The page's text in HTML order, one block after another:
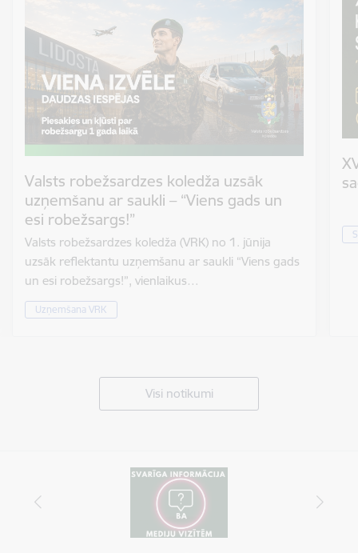
Valsts robežsardzes koledža uzsāk
uzņemšanu ar saukli – “Viens gads un
esi robežsargs!”
Valsts robežsardzes koledža (VRK) no 1. jūnija
uzsāk reflektantu uzņemšanu ar saukli “Viens gads
un esi robežsargs!”, vienlaikus…
Uzņemšana VRK
Visi notikumi